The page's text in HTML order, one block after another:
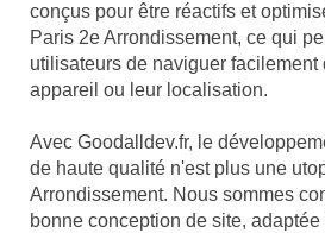
conçus pour être réactifs et
Paris 2e Arrondissement, ce qui
utilisateurs de naviguer
appareil ou leur localisation.
Avec Goodalldev.fr, le
de haute qualité n'est plus une
Arrondissement. Nous sommes
bonne conception de site,